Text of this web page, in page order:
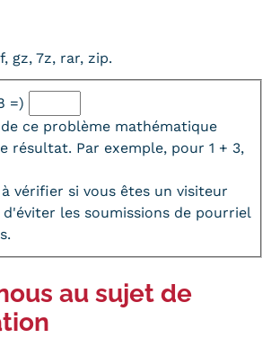
gz, 7z, rar, zip.
=)
ce problème mathématique
résultat. Par exemple, pour 1 + 3,
vérifier si vous êtes un visiteur
les soumissions de pourriel
au sujet de